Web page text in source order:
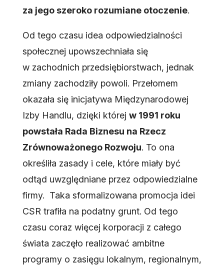
za jego szeroko rozumiane otoczenie.
Od tego czasu idea odpowiedzialności
społecznej upowszechniała się
w zachodnich przedsiębiorstwach, jednak
zmiany zachodziły powoli. Przełomem
okazała się inicjatywa Międzynarodowej
Izby Handlu, dzięki której w 1991 roku
powstała Rada Biznesu na Rzecz
Zrównoważonego Rozwoju. To ona
określiła zasady i cele, które miały być
odtąd uwzględniane przez odpowiedzialne
firmy. Taka sformalizowana promocja idei
CSR trafiła na podatny grunt. Od tego
czasu coraz więcej korporacji z całego
świata zaczęło realizować ambitne
programy o zasięgu lokalnym, regionalnym,